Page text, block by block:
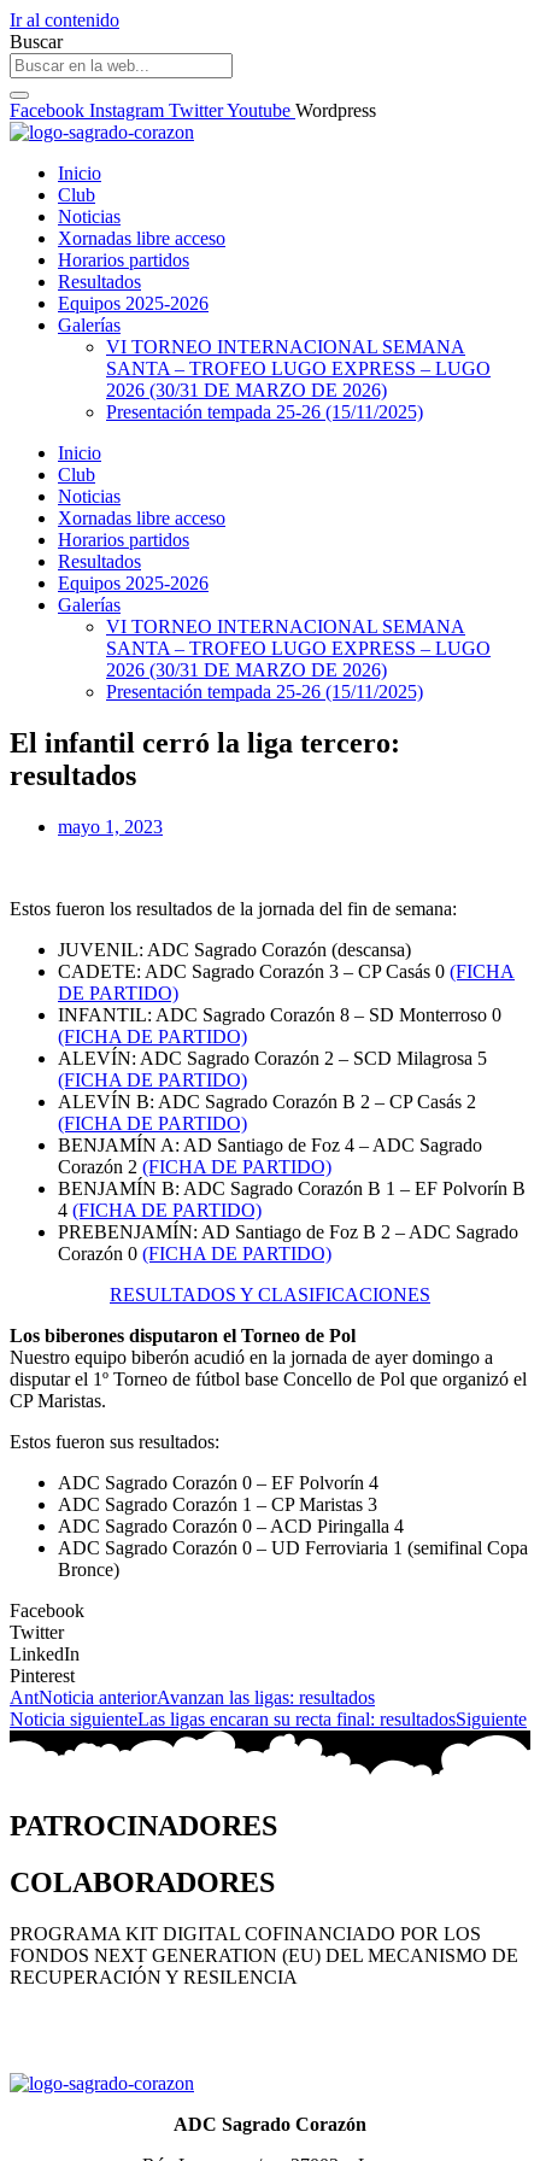
Ir al contenido
Buscar
Facebook Instagram TwitterYoutube Wordpress
Inicio
Club
Noticias
Xornadas libre acceso
Horarios partidos
Resultados
Equipos 2025-2026
Galerías
VI TORNEO INTERNACIONAL SEMANA
SANTA – TROFEO LUGO EXPRESS – LUGO
2026 (30/31 DE MARZO DE 2026)
Presentación tempada 25-26 (15/11/2025)
Inicio
Club
Noticias
Xornadas libre acceso
Horarios partidos
Resultados
Equipos 2025-2026
Galerías
VI TORNEO INTERNACIONAL SEMANA
SANTA – TROFEO LUGO EXPRESS – LUGO
2026 (30/31 DE MARZO DE 2026)
Presentación tempada 25-26 (15/11/2025)
El infantil cerró la liga tercero:
resultados
mayo 1, 2023
Estos fueron los resultados de la jornada del fin de semana:
JUVENIL: ADC Sagrado Corazón (descansa)
CADETE: ADC Sagrado Corazón 3 – CP Casás 0 (FICHA
DE PARTIDO)
INFANTIL: ADC Sagrado Corazón 8 – SD Monterroso 0
(FICHA DE PARTIDO)
ALEVÍN: ADC Sagrado Corazón 2 – SCD Milagrosa 5
(FICHA DE PARTIDO)
ALEVÍN B: ADC Sagrado Corazón B 2 – CP Casás 2
(FICHA DE PARTIDO)
BENJAMÍN A: AD Santiago de Foz 4 – ADC Sagrado
Corazón 2 (FICHA DE PARTIDO)
BENJAMÍN B: ADC Sagrado Corazón B 1 – EF Polvorín B
4 (FICHA DE PARTIDO)
PREBENJAMÍN: AD Santiago de Foz B 2 – ADC Sagrado
Corazón 0 (FICHA DE PARTIDO)
RESULTADOS Y CLASIFICACIONES
Los biberones disputaron el Torneo de Pol
Nuestro equipo biberón acudió en la jornada de ayer domingo a
disputar el 1º Torneo de fútbol base Concello de Pol que organizó el
CP Maristas.
Estos fueron sus resultados:
ADC Sagrado Corazón 0 – EF Polvorín 4
ADC Sagrado Corazón 1 – CP Maristas 3
ADC Sagrado Corazón 0 – ACD Piringalla 4
ADC Sagrado Corazón 0 – UD Ferroviaria 1 (semifinal Copa
Bronce)
Facebook
Twitter
LinkedIn
Pinterest
AntNoticia anteriorAvanzan las ligas: resultados
Noticia siguienteLas ligas encaran su recta final: resultadosSiguiente
PATROCINADORES
COLABORADORES
PROGRAMA KIT DIGITAL COFINANCIADO POR LOS
FONDOS NEXT GENERATION (EU) DEL MECANISMO DE
RECUPERACIÓN Y RESILENCIA
ADC Sagrado Corazón